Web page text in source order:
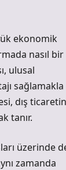
ekonomik
nasıl bir
ulusal
sağlamakla
dış ticaretin
tanır.
üzerinde
zamanda